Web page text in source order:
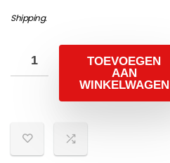
Shipping.
TOEVOEGEN
AAN
WINKELWAGEN